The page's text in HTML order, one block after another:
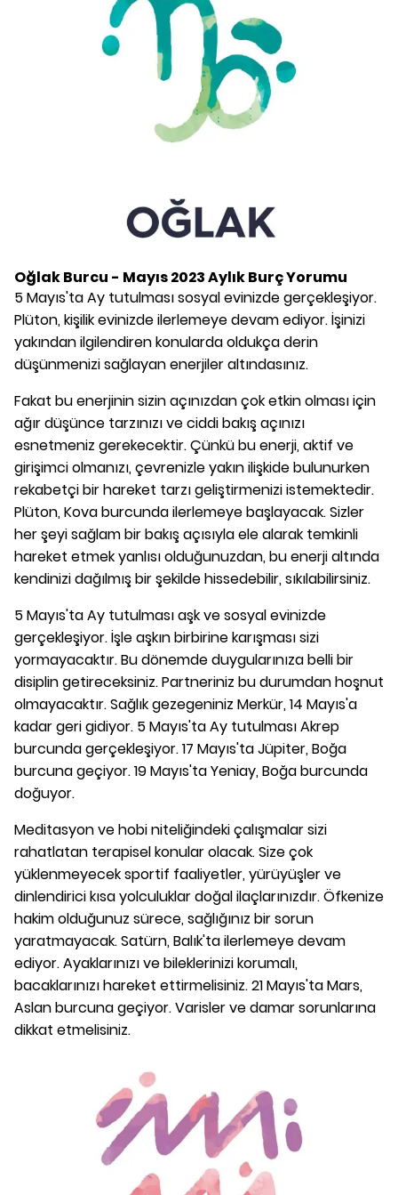
Oğlak Burcu - Mayıs 2023 Aylık Burç Yorumu
5 Mayıs'ta Ay tutulması sosyal evinizde gerçekleşiyor.
Plüton, kişilik evinizde ilerlemeye devam ediyor. İşinizi
yakından ilgilendiren konularda oldukça derin
düşünmenizi sağlayan enerjiler altındasınız.
Fakat bu enerjinin sizin açınızdan çok etkin olması için
ağır düşünce tarzınızı ve ciddi bakış açınızı
esnetmeniz gerekecektir. Çünkü bu enerji, aktif ve
girişimci olmanızı, çevrenizle yakın ilişkide bulunurken
rekabetçi bir hareket tarzı geliştirmenizi istemektedir.
Plüton, Kova burcunda ilerlemeye başlayacak. Sizler
her şeyi sağlam bir bakış açısıyla ele alarak temkinli
hareket etmek yanlısı olduğunuzdan, bu enerji altında
kendinizi dağılmış bir şekilde hissedebilir, sıkılabilirsiniz.
5 Mayıs'ta Ay tutulması aşk ve sosyal evinizde
gerçekleşiyor. İşle aşkın birbirine karışması sizi
yormayacaktır. Bu dönemde duygularınıza belli bir
disiplin getireceksiniz. Partneriniz bu durumdan hoşnut
olmayacaktır. Sağlık gezegeniniz Merkür, 14 Mayıs'a
kadar geri gidiyor. 5 Mayıs'ta Ay tutulması Akrep
burcunda gerçekleşiyor. 17 Mayıs'ta Jüpiter, Boğa
burcuna geçiyor. 19 Mayıs'ta Yeniay, Boğa burcunda
doğuyor.
Meditasyon ve hobi niteliğindeki çalışmalar sizi
rahatlatan terapisel konular olacak. Size çok
yüklenmeyecek sportif faaliyetler, yürüyüşler ve
dinlendirici kısa yolculuklar doğal ilaçlarınızdır. Öfkenize
hakim olduğunuz sürece, sağlığınız bir sorun
yaratmayacak. Satürn, Balık'ta ilerlemeye devam
ediyor. Ayaklarınızı ve bileklerinizi korumalı,
bacaklarınızı hareket ettirmelisiniz. 21 Mayıs'ta Mars,
Aslan burcuna geçiyor. Varisler ve damar sorunlarına
dikkat etmelisiniz.